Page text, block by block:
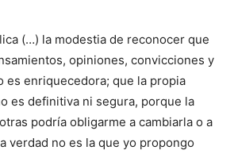
(…) la modestia de reconocer que
opiniones, convicciones y
es enriquecedora; que la propia
es definitiva ni segura, porque la
podría obligarme a cambiarla o a
verdad no es la que yo propongo